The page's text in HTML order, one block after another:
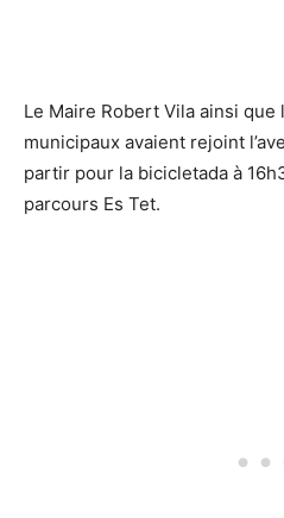
Le Maire Robert Vila ainsi que
municipaux avaient rejoint
partir pour la bicicletada à
parcours Es Tet.